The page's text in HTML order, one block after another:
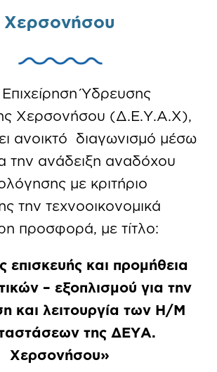
Χερσονήσου
Ύδρευσης
Χερσονήσου (Δ.Ε.Υ.Α.Χ),
ανοικτό διαγωνισμό μέσω
την ανάδειξη αναδόχου
με κριτήριο
την τεχνοοικονομικά
προσφορά, με τίτλο:
επισκευής και προμήθεια
– εξοπλισμού για την
και λειτουργία των Η/Μ
της ΔΕΥΑ.
Χερσονήσου»